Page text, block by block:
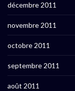
décembre 2011
novembre 2011
octobre 2011
septembre 2011
août 2011